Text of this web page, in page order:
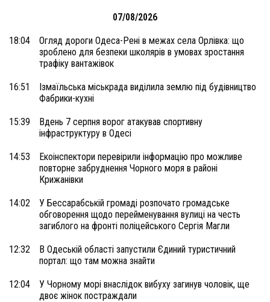
07/08/2026
18:04
Огляд дороги Одеса-Рені в межах села Орлівка: що
зроблено для безпеки школярів в умовах зростання
трафіку вантажівок
16:51
Ізмаїльська міськрада виділила землю під будівництво
Фабрики-кухні
15:39
Вдень 7 серпня ворог атакував спортивну
інфраструктуру в Одесі
14:53
Екоінспектори перевірили інформацію про можливе
повторне забруднення Чорного моря в районі
Крижанівки
14:02
У Бессарабській громаді розпочато громадське
обговорення щодо перейменування вулиці на честь
загиблого на фронті поліцейського Сергія Магли
12:32
В Одеській області запустили Єдиний туристичний
портал: що там можна знайти
12:04
У Чорному морі внаслідок вибуху загинув чоловік, ще
двоє жінок постраждали